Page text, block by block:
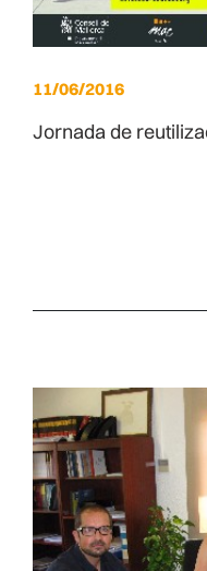
11/06/2016
Jornada de